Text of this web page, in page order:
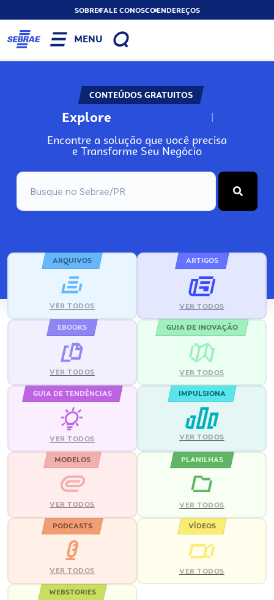
SOBREFALE CONOSCOENDEREÇOS
MENU
CONTEÚDOS GRATUITOS
Explore N
Encontre a solução que você precisa
e Transforme Seu Negócio
ARQUIVOS
VER TODOS
ARTIGOS
VER TODOS
EBOOKS
VER TODOS
GUIA DE INOVAÇÃO
VER TODOS
GUIA DE TENDÊNCIAS
VER TODOS
IMPULSIONA
VER TODOS
MODELOS
VER TODOS
PLANILHAS
VER TODOS
PODCASTS
VER TODOS
VÍDEOS
VER TODOS
WEBSTORIES